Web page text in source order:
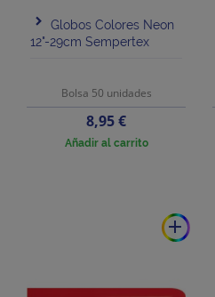
Globos Colores Neon
12"-29cm Sempertex
Bolsa 50 unidades
Precio
8,95 €
Añadir al carrito
add